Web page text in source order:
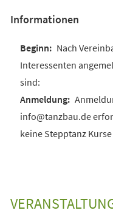
Informationen
Nach
Interessenten
sind:
info@tanzbau.de
keine Stepptanz